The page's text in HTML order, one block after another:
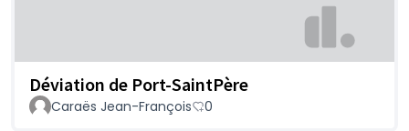
Déviation de Port-SaintPère
Caraës Jean-François 0